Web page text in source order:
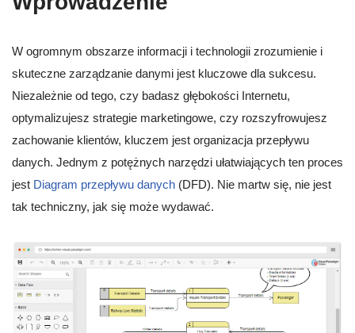
W ogromnym obszarze informacji i technologii zrozumienie i
skuteczne zarządzanie danymi jest kluczowe dla sukcesu.
Niezależnie od tego, czy badasz głębokości Internetu,
optymalizujesz strategie marketingowe, czy rozszyfrowujesz
zachowanie klientów, kluczem jest organizacja przepływu
danych. Jednym z potężnych narzędzi ułatwiających ten proces
jest Diagram przepływu danych (DFD). Nie martw się, nie jest
tak techniczny, jak się może wydawać.